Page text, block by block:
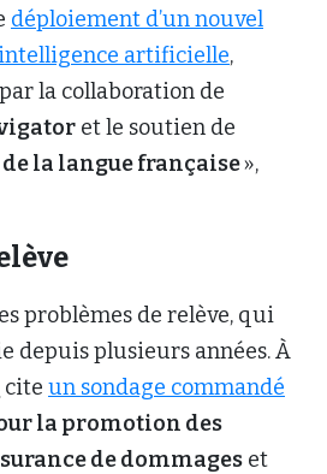
déploiement d’un nouvel
artificielle,
la collaboration de
et le soutien de
la langue française»,
problèmes de relève, qui
depuis plusieurs années. À
cite un sondage commandé
la promotion des
de dommages et